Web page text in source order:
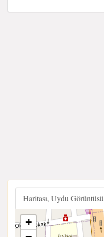
Haritası, Uydu Görüntüsü
+